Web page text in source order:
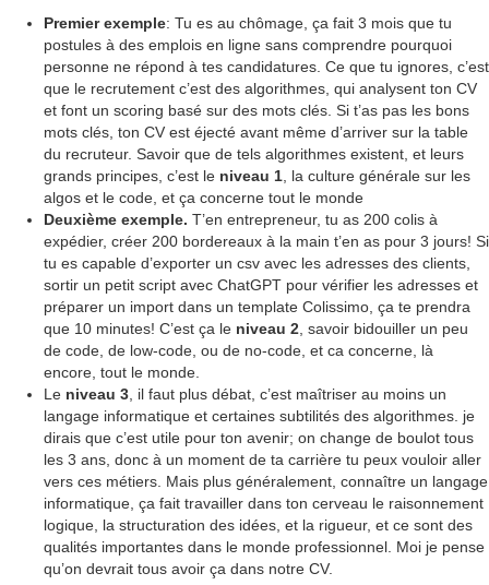
Premier exemple: Tu es au chômage, ça fait 3 mois que tu
postules à des emplois en ligne sans comprendre pourquoi
personne ne répond à tes candidatures. Ce que tu ignores, c’est
que le recrutement c’est des algorithmes, qui analysent ton CV
et font un scoring basé sur des mots clés. Si t’as pas les bons
mots clés, ton CV est éjecté avant même d’arriver sur la table
du recruteur. Savoir que de tels algorithmes existent, et leurs
grands principes, c’est le niveau 1 , la culture générale sur les
algos et le code, et ça concerne tout le monde
Deuxième exemple. T’en entrepreneur, tu as 200 colis à
expédier, créer 200 bordereaux à la main t’en as pour 3 jours! Si
tu es capable d’exporter un csv avec les adresses des clients,
sortir un petit script avec ChatGPT pour vérifier les adresses et
préparer un import dans un template Colissimo, ça te prendra
que 10 minutes! C’est ça le niveau 2 , savoir bidouiller un peu
de code, de low-code, ou de no-code, et ca concerne, là
encore, tout le monde.
Le niveau 3 , il faut plus débat, c’est maîtriser au moins un
langage informatique et certaines subtilités des algorithmes. je
dirais que c’est utile pour ton avenir; on change de boulot tous
les 3 ans, donc à un moment de ta carrière tu peux vouloir aller
vers ces métiers. Mais plus généralement, connaître un langage
informatique, ça fait travailler dans ton cerveau le raisonnement
logique, la structuration des idées, et la rigueur, et ce sont des
qualités importantes dans le monde professionnel. Moi je pense
qu’on devrait tous avoir ça dans notre CV.